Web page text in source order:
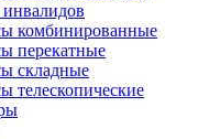
комбинированные
перекатные
складные
телескопические